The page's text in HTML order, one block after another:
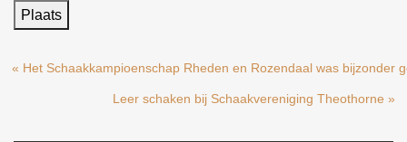
« Het Schaakkampioenschap Rheden en Rozendaal was bijzonder
Leer schaken bij Schaakvereniging Theothorne »